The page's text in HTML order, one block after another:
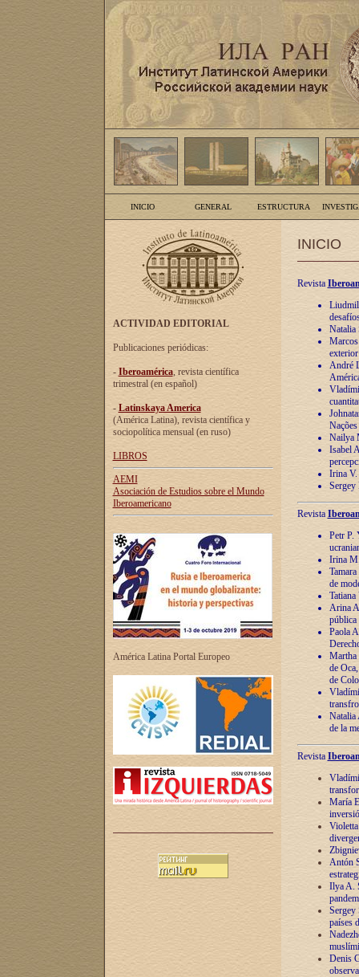
INICIO GENERAL ESTRUCTURA
ACTIVIDAD EDITORIAL
Publicaciones periódicas:
- Iberoamérica, revista científica
trimestral (en español)
- Latinskaya America
(América Latina), revista científica y
sociopolítica mensual (en ruso)
LIBROS
AEMI
Asociación de Estudios sobre el Mundo
Iberoamericano
América Latina Portal Europeo
INICIO
Revista
Natalia
André
Nailya
Isabel
Irina V.
Sergey
Revista
Petr P.
Irina
de
Arina
pública
Paola
Martha
de
de
Natalia
de la
Revista
María
Antón
Ilya A.
Sergey
países
Denis